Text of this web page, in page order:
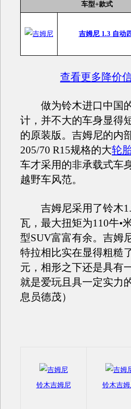
车型+款式
吉姆尼 1.3 自动
查看更多降价
做为铃木进口中国的
计，并不大的车身显得
的原装版。吉姆尼的内
205/70 R15规格的大轮
车才采用的非承载式车
越野车风范。
吉姆尼采用了铃木
瓦，最大扭矩为110牛•
型SUV富富有余。吉姆
特拉相比实在显得粗糙
元，相形之下还是具有
就是爱玩且具一定实力
息员德茂）
铃木吉姆尼 铃木吉姆